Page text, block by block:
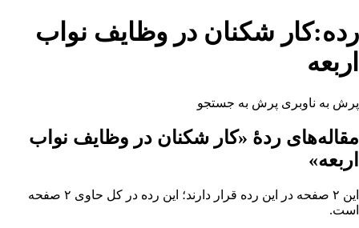
رده:کار شکنان در وظایف نواب
اربعه
پرش به ناوبری پرش به جستجو
مقاله‌های ردهٔ «کار شکنان در وظایف نواب
اربعه»
این ۲ صفحه در این رده قرار دارند؛ این رده در کل حاوی ۲ صفحه
است.